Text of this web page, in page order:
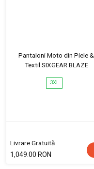
Pantaloni Moto din Piele &
Textil SIXGEAR BLAZE
3XL
Livrare Gratuită
1,049.00 RON